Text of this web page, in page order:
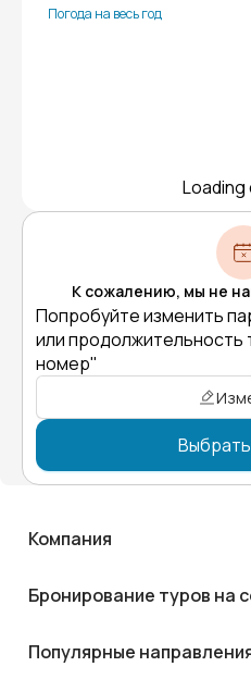
Погода на весь год
Loading
К сожалению, мы не
Попробуйте изменить
или продолжительность
номер"
Компания
Бронирование туров на
Популярные